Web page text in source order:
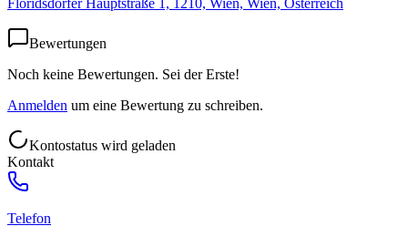
Bewertungen
Noch keine Bewertungen. Sei der Erste!
Anmelden um eine Bewertung zu schreiben.
Kontostatus wird geladen
Kontakt
Telefon